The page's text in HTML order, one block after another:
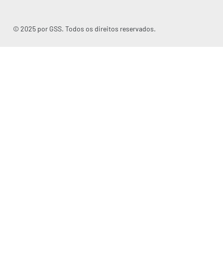
© 2025 por GSS. Todos os direitos reservados.